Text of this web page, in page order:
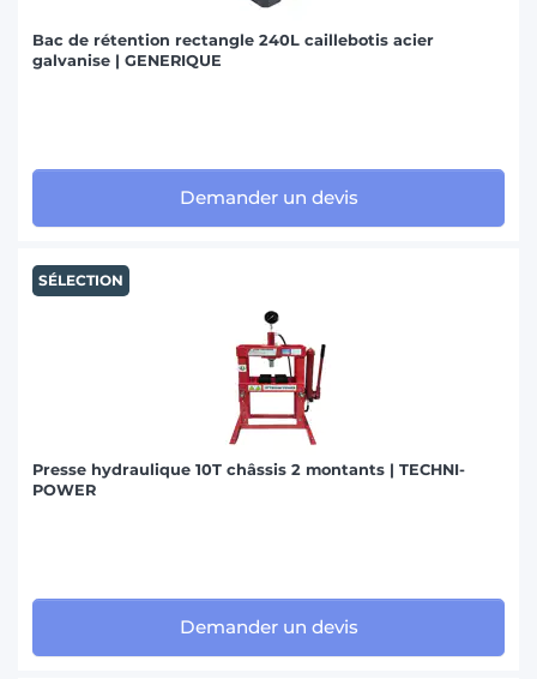
Bac de rétention rectangle 240L caillebotis acier
galvanise | GENERIQUE
Demander un devis
SÉLECTION
Presse hydraulique 10T châssis 2 montants | TECHNI-
POWER
Demander un devis